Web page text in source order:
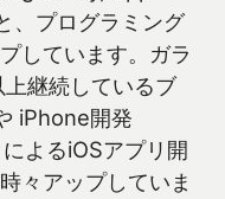
、プログラミング
しています。ガラ
継続しているブ
iPhone開発
よるiOSアプリ開
々アップしていま